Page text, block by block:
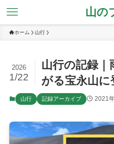
山の
ホーム 山行
山行の記録｜
がる宝永山
2026
1/22
山行 記録アーカイブ 2021